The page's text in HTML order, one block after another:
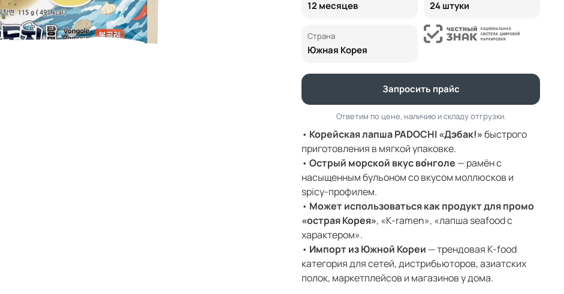
12 месяцев 24 штуки
Страна
Южная Корея
Запросить прайс
Ответим по цене, наличию и складу отгрузки.
• Корейская лапша PADOCHI «Дэбак!»быстрого
приготовления в мягкой упаковке.
•Острый морской вкус во́нголе — рамён с
насыщенным бульоном со вкусом моллюсков и
spicy-профилем.
• Может использоваться как продукт для промо
«острая Корея», «K-ramen», «лапша seafood с
характером».
• Импорт из Южной Кореи — трендовая K-food
категория для сетей, дистрибьюторов, азиатских
полок, маркетплейсов и магазинов у дома.